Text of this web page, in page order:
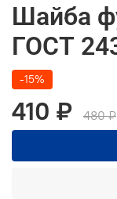
Шайба
ГОСТ
-15%
410 ₽
480 ₽